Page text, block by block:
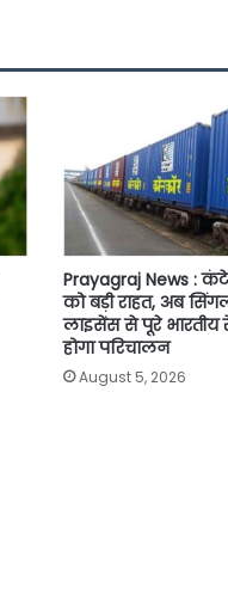
Prayagraj News :
को बड़ी राहत, अब
लाइसेंस से पूरे भारतीय
होगा परिचालन
August 5, 2026